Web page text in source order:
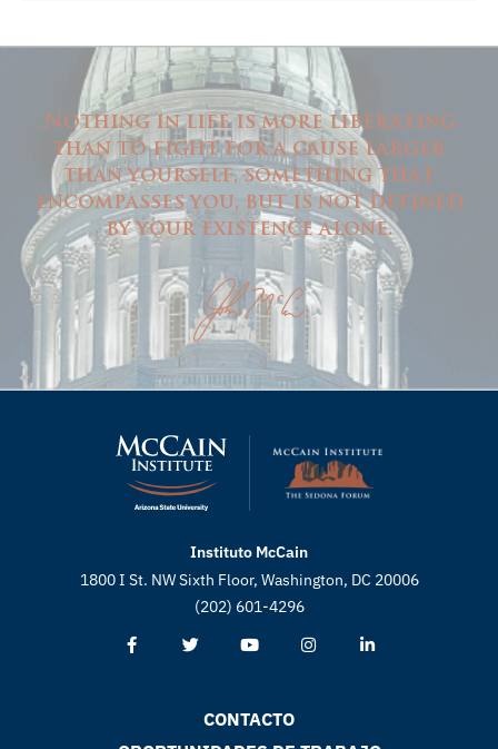
Nothing in life is more liberating
than to fight for a cause larger
than yourself, something that
encompasses you, but is not defined
by your existence alone.
Instituto McCain
1800 I St. NW Sixth Floor, Washington, DC 20006
(202) 601-4296
CONTACTO